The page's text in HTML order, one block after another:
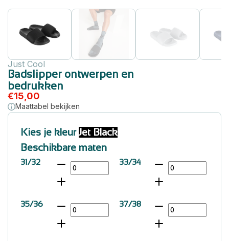
Just Cool
Badslipper ontwerpen en
bedrukken
€15,00
Maattabel bekijken
Kies je kleurJet Black
Beschikbare maten
31/32 33/34
35/36 37/38